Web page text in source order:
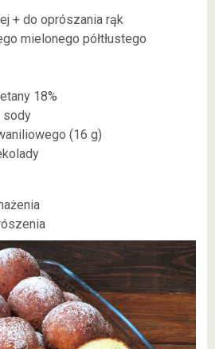
+ do oprószania rąk
mielonego półtłustego
18%
sody
(16 g)